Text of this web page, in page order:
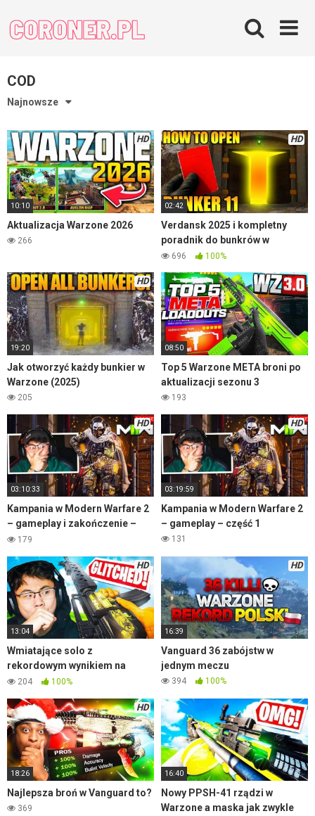
content
COD
Najnowsze
HD
10:10
Aktualizacja Warzone 2026
266
HD
02:42
Verdansk 2025 i kompletny
poradnik do bunkrów w
Warzone
696 100%
HD
19:20
Jak otworzyć każdy bunkier w
Warzone (2025)
205
08:50
Top 5 Warzone META broni po
aktualizacji sezonu 3
193
HD
03:10:33
Kampania w Modern Warfare 2
– gameplay i zakończenie –
część 2
179
HD
03:19:59
Kampania w Modern Warfare 2
– gameplay – część 1
131
HD
13:04
Wmiatające solo z
rekordowym wynikiem na
Wyspie Odrodzenia
204 100%
HD
16:39
Vanguard 36 zabójstw w
jednym meczu
394 100%
HD
18:26
Najlepsza broń w Vanguard to?
369
16:40
Nowy PPSH-41 rządzi w
Warzone a maska jak zwykle